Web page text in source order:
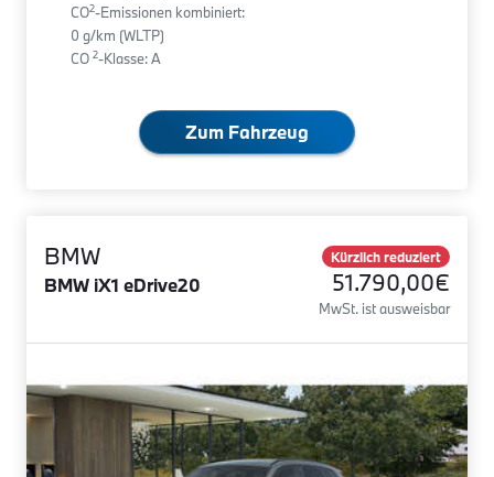
CO2-Emissionen kombiniert:
0 g/km (WLTP)
CO 2-Klasse: A
Zum Fahrzeug
BMW
BMW iX1 eDrive20
Kürzlich reduziert
51.790,00€
MwSt. ist ausweisbar